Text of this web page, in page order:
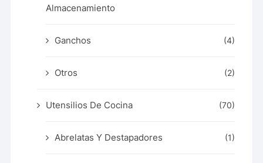
Almacenamiento
Ganchos (4)
Otros (2)
Utensilios De Cocina (70)
Abrelatas Y Destapadores (1)